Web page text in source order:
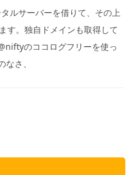
ルサーバーを借りて、その上
す。独自ドメインも取得して
のココログフリーを使っ
さ、